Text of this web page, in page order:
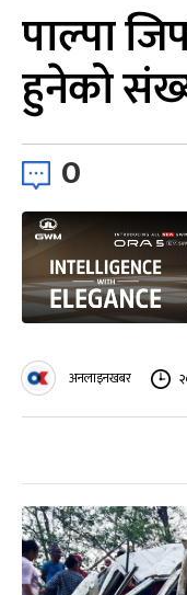
पाल्पा
हुनेको
0
अनलाइनखबर